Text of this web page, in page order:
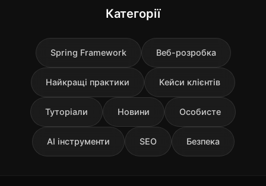
Категорії
Spring Framework Веб-розробка
Найкращі практики Кейси клієнтів
Туторіали Новини Особисте
AI інструменти SEO Безпека